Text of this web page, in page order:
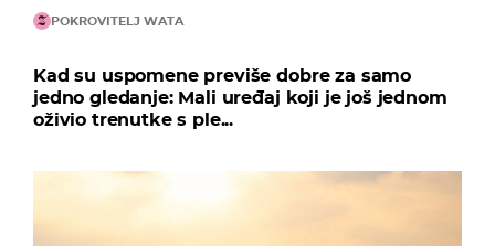
POKROVITELJ WATA
Kad su uspomene previše dobre za samo
jedno gledanje: Mali uređaj koji je još jednom
oživio trenutke s ple...